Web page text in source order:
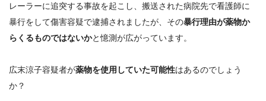
レーラーに追突する事故を起こし、搬送された病院先で看護師に
暴行をして傷害容疑で逮捕されましたが、その暴行理由が薬物か
らくるものではないかと憶測が広がっています。
広末涼子容疑者が薬物を使用していた可能性はあるのでしょう
か？